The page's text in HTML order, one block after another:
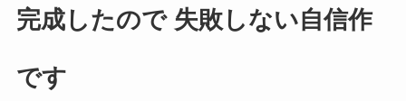
完成したので 失敗しない自信作
です